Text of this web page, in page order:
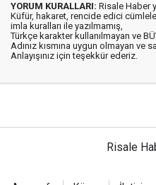
YORUM KURALLARI: Risale Haber
Küfür, hakaret, rencide edici
imla kuralları ile yazılmamış,
Türkçe karakter kullanılmayan ve
Adınız kısmına uygun olmayan ve
Anlayışınız için teşekkür ederiz.
Risale